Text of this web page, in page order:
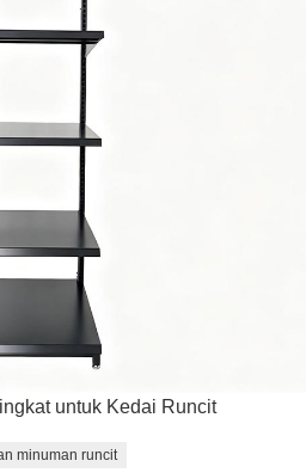
untuk Kedai Runcit
minuman runcit